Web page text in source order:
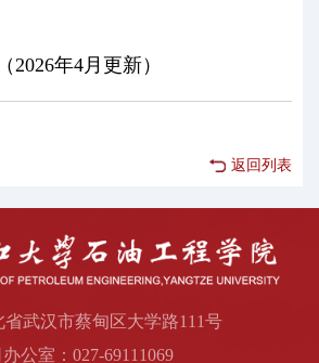
（2026年4月更新）
返回列表
武汉市蔡甸区大学路111号
公室：027-69111069